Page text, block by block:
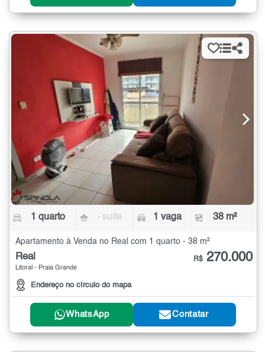
1 quarto - suíte 1 vaga 38 m²
Apartamento à Venda no Real com 1 quarto - 38 m²
Real
Litoral - Praia Grande
Endereço no círculo do mapa
R$ 270.000
WhatsApp Contatar